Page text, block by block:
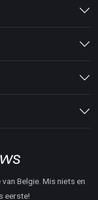
Belgie. Mis niets en
eerste!